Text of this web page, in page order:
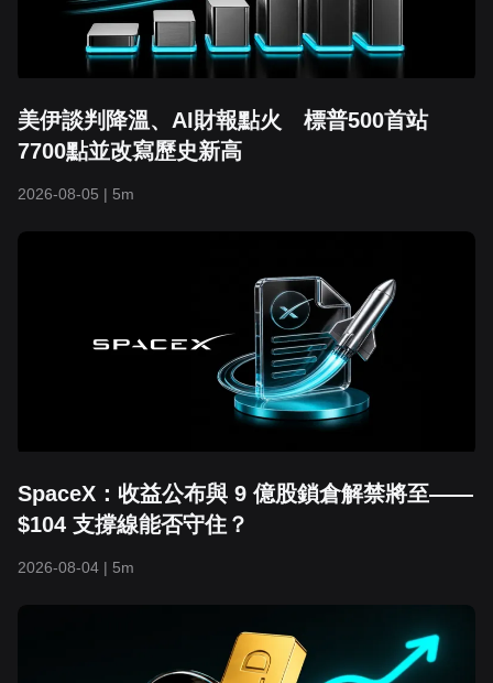
美伊談判降溫、AI財報點火 標普500首站
7700點並改寫歷史新高
2026-08-05 | 5m
SpaceX：收益公布與 9 億股鎖倉解禁將至——
$104 支撐線能否守住？
2026-08-04 | 5m